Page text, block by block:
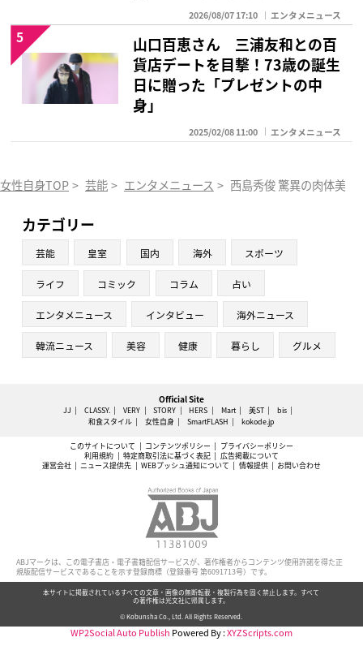
2026/08/07 17:10 エンタメニュース
山口百恵さん 三浦友和との百
貨店デートを目撃！73歳の誕生
日に贈った「プレゼントの中
身」
2025/02/08 11:00 エンタメニュース
5
女性自身TOP > 芸能 > エンタメニュース > 西島秀俊 驚異の肉体美
カテゴリー
芸能 皇室 国内 海外 スポーツ
ライフ コミック コラム 占い
エンタメニュース インタビュー 海外ニュース
韓流ニュース 美容 健康 暮らし グルメ
Official Site
JJ CLASSY. VERY STORY HERS Mart 美ST
bis
和食スタイル
女性自身 SmartFLASH kokode.jp
このサイトについて コンテンツポリシー
プライバシーポリシー
利用規約
特定商取引法に基づく表記
広告掲載について
運営会社
ニュース提供先 WEBプッシュ通知について 情報提供 お問い合わせ
ABJマークは、この電子書店・電子書籍配信サービスが、著作権者からコンテンツ使用許諾を得た正
規版配信サービスであることを示す登録商標（登録番号 第6091713号）です。
本サイトに掲載されているすべての文章・画像の無断転載・複製行為を固く禁止します。すべて
の著作権は光文社に帰属します。
© Kobunsha Co., Ltd. All Rights Reserved.
WP2Social Auto Publish Powered By :XYZScripts.com